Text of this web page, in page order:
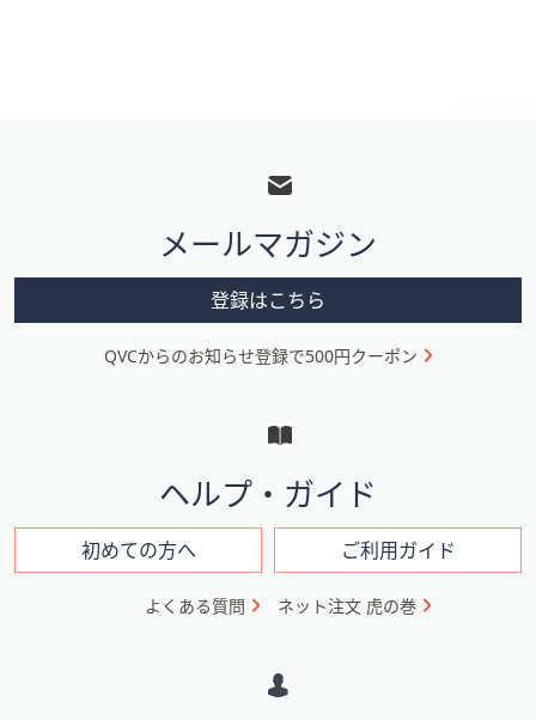
メ
ニ
ン
メールマガジン
登録はこちら
QVCからのお知らせ登録で500円クーポン
ヘルプ・ガイド
初めての方へ ご利用ガイド
よくある質問 ネット注文 虎の巻